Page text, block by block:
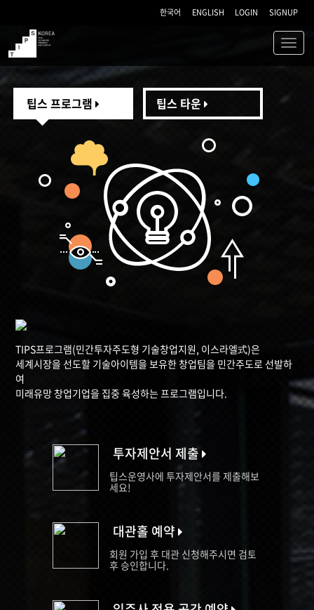
한국어 ENGLISH LOGIN SIGNUP
TIPS
팁스 프로그램 팁스 타운
TIPS프로그램(민간투자주도형 기술창업지원, 이스라엘式)은
세계시장을 선도할 기술아이템을 보유한 창업팀을 민간주도로 선발하
여
미래유망 창업기업을 집중 육성하는 프로그램입니다.
투자제안서 제출
팁스운영사에 투자제안서를 제출해보
세요!
대관홀 예약
회원 가입 후 대관 신청해주시면 검토
후 승인합니다.